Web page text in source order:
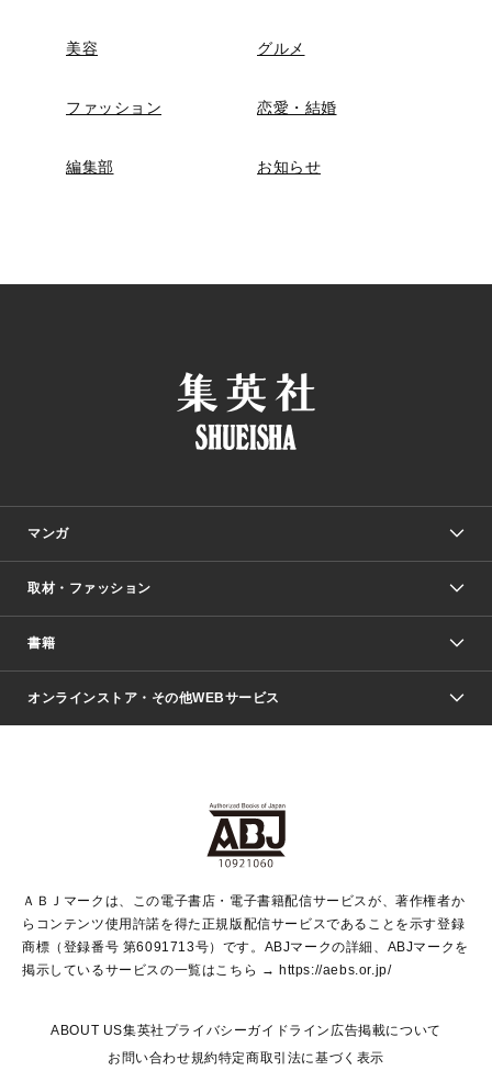
美容 グルメ
ファッション 恋愛・結婚
編集部 お知らせ
マンガ
少年マンガ
Vジャンプ
ジャンプルーキー！
ジャンプTOON
S-MANGA
集英社ジャンプリミックス
集英社コミック文庫
週刊ヤングジャンプ
ウルトラジャンプ
少女マンガ
リマコミ＋
マンガMeets
月刊オフィスユー
取材・ファッション
Seventeen
LEE
Marisol
T JAPAN:The New York Times Style Magazine
芸能・情報・スポーツ
パラスポ＋！
書籍
文芸・文庫・総合
青春と読書
アジア人物史
集英社新書
集英社新書プラス
よみタイ
ライトノベル・ノベライズ
集英社Webマガジン Cobalt
集英社オレンジ文庫
シフォン文庫
JUMP j BOOKS
集英社みらい文庫
S-KIDS.LAND
オンラインストア・その他WEBサービス
SHUEISHA MANGA-ART HERITAGE
HAPPY PLUS STORE
shueisha vox
SHOP Marisol
EDITOR'S LAB
ＡＢＪマークは、この電子書店・電子書籍配信サービスが、著作権者か
らコンテンツ使用許諾を得た正規版配信サービスであることを示す登録
商標（登録番号 第6091713号）です。ABJマークの詳細、ABJマークを
掲示しているサービスの一覧はこちら → https://aebs.or.jp/
ABOUT US集英社プライバシーガイドライン 広告掲載について
お問い合わせ規約特定商取引法に基づく表示